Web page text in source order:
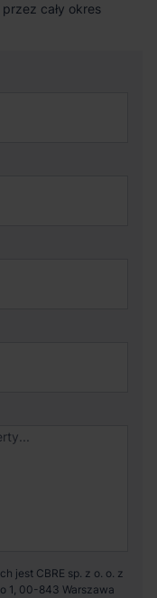
cały okres
jest CBRE sp. z o. o. z
1, 00-843 Warszawa